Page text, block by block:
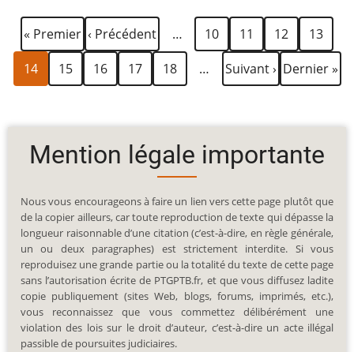
Pagination
Première
page
« Premier
Page
précédente
‹ Précédent … Page
10 Page
11 Page
12 Page
13
Page
courante
14 Page
15 Page
16 Page
17 Page
18 …
Page
suivante
Suivant › Dernière
page
Dernier »
Mention légale importante
Nous vous encourageons à faire un lien vers cette page plutôt que
de la copier ailleurs, car toute reproduction de texte qui dépasse la
longueur raisonnable d’une citation (c’est-à-dire, en règle générale,
un ou deux paragraphes) est strictement interdite. Si vous
reproduisez une grande partie ou la totalité du texte de cette page
sans l’autorisation écrite de PTGPTB.fr, et que vous diffusez ladite
copie publiquement (sites Web, blogs, forums, imprimés, etc.),
vous reconnaissez que vous commettez délibérément une
violation des lois sur le droit d’auteur, c’est-à-dire un acte illégal
passible de poursuites judiciaires.